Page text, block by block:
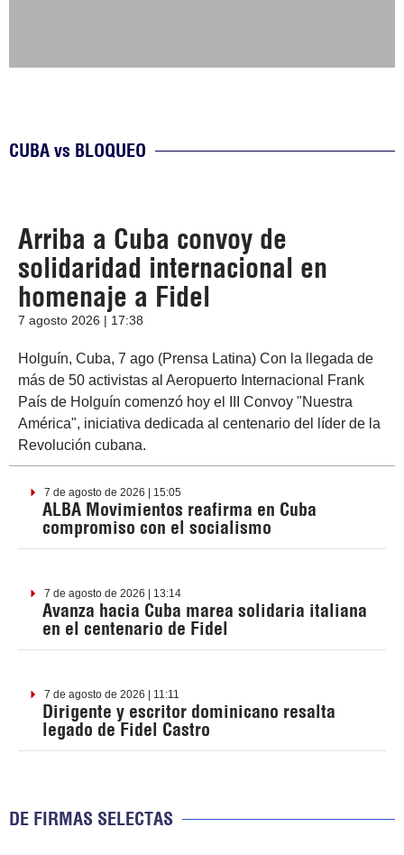
CUBA vs BLOQUEO
Arriba a Cuba convoy de
solidaridad internacional en
homenaje a Fidel
7 agosto 2026 | 17:38
Holguín, Cuba, 7 ago (Prensa Latina) Con la llegada de
más de 50 activistas al Aeropuerto Internacional Frank
País de Holguín comenzó hoy el III Convoy "Nuestra
América", iniciativa dedicada al centenario del líder de la
Revolución cubana.
7 de agosto de 2026 | 15:05
ALBA Movimientos reafirma en Cuba
compromiso con el socialismo
7 de agosto de 2026 | 13:14
Avanza hacia Cuba marea solidaria italiana
en el centenario de Fidel
7 de agosto de 2026 | 11:11
Dirigente y escritor dominicano resalta
legado de Fidel Castro
DE FIRMAS SELECTAS